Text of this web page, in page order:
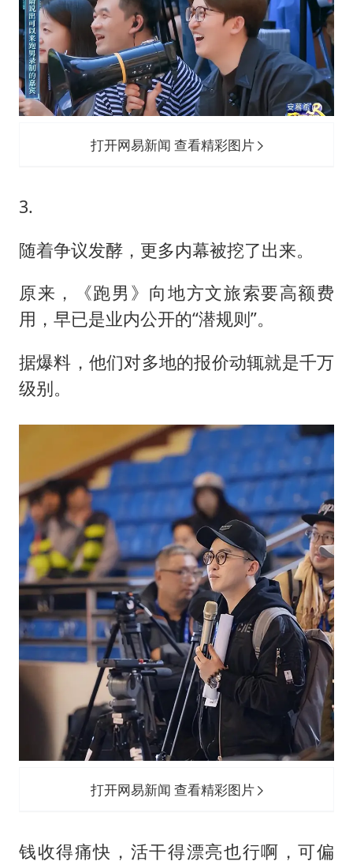
打开网易新闻 查看精彩图片
3.
随着争议发酵，更多内幕被挖了出来。
原来，《跑男》向地方文旅索要高额费
用，早已是业内公开的“潜规则”。
据爆料，他们对多地的报价动辄就是千万
级别。
打开网易新闻 查看精彩图片
钱收得痛快，活干得漂亮也行啊，可偏